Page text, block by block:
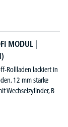
MODUL |
Rollladen lackiert in
12 mm starke
Wechselzylinder, B